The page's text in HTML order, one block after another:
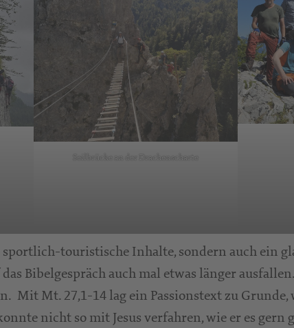
Seilbrücke an der Drachenscharte
touristische Inhalte, sondern auch ein
Bibelgespräch auch mal etwas länger
Mit Mt. 27,1-14 lag ein Passionstext zu
nicht so mit Jesus verfahren, wie er es